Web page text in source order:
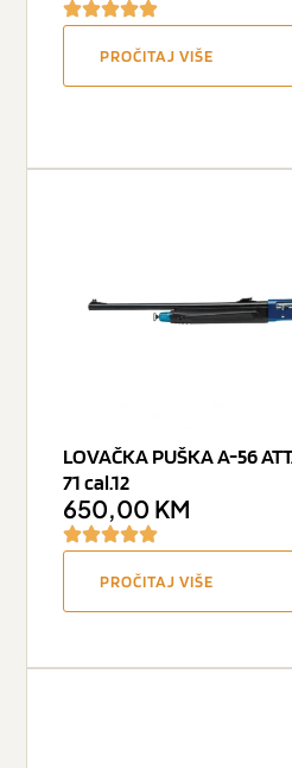
PROČITAJ VIŠE
LOVAČKA PUŠKA A-56
71 cal.12
650,00 KM
PROČITAJ VIŠE